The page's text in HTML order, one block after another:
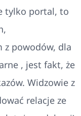
tylko portal, to
z powodów, dla
, jest fakt, że
Widzowie z
relacje ze